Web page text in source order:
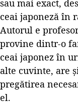
sau mai exact,
ceai japoneză în
Autorul e
provine dintr-o
ceai japonez în
alte cuvinte, are
pregătirea
el.